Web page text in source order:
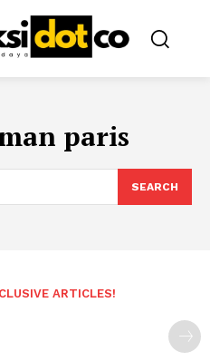
paris
SEARCH
ARTICLES!